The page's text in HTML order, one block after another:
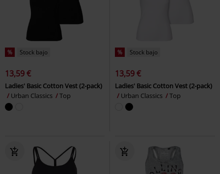
% Stock bajo
13,59 €
Ladies' Basic Cotton Vest (2-pack)
Urban Classics
Top
% Stock bajo
13,59 €
Ladies' Basic Cotton Vest (2-pack)
Urban Classics
Top